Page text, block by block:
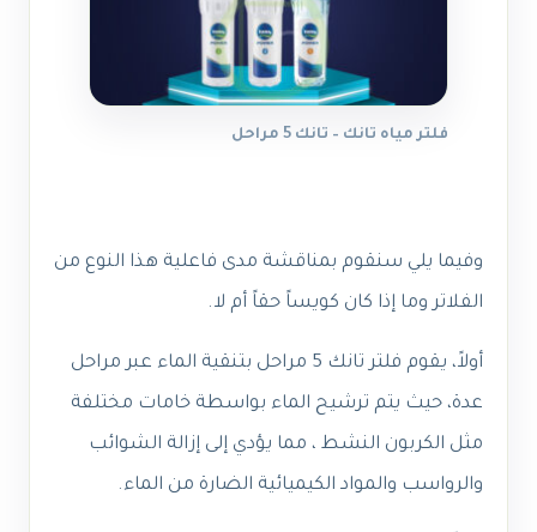
فلتر مياه تانك – تانك 5 مراحل
وفيما يلي سنقوم بمناقشة مدى فاعلية هذا النوع من
الفلاتر وما إذا كان كويساً حقاً أم لا.
أولاً، يقوم فلتر تانك 5 مراحل بتنقية الماء عبر مراحل
عدة، حيث يتم ترشيح الماء بواسطة خامات مختلفة
مثل الكربون النشط ، مما يؤدي إلى إزالة الشوائب
والرواسب والمواد الكيميائية الضارة من الماء.